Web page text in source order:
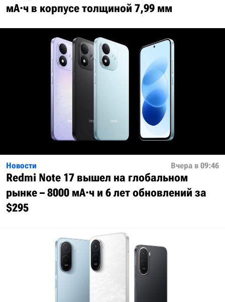
мА·ч в корпусе толщиной 7,99 мм
Новости Вчера в 09:46
Redmi Note 17 вышел на глобальном
рынке – 8000 мА·ч и 6 лет обновлений за
$295